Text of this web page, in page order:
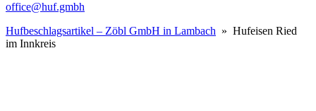
office@huf.gmbh
Hufbeschlagsartikel – Zöbl GmbH in Lambach » Hufeisen Ried
im Innkreis